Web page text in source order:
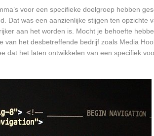
voor een specifieke doelgroep hebben
Dat was een aanzienlijke stijgen ten opzichte
aan het worden is. Mocht je behoefte
het desbetreffende bedrijf zoals Media
dat het laten ontwikkelen van een specifiek